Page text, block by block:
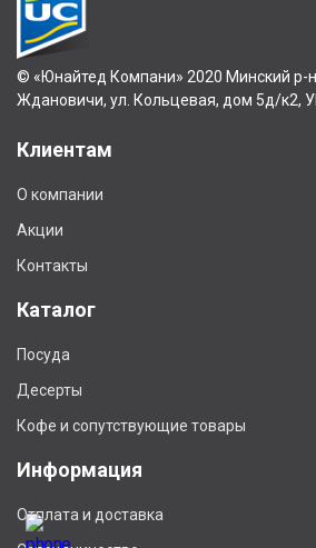
© «Юнайтед Компани» 2020 Минский
Ждановичи, ул. Кольцевая, дом 5д/к2,
Клиентам
О компании
Акции
Контакты
Каталог
Посуда
Десерты
Кофе и сопутствующие товары
Информация
Отплата и доставка